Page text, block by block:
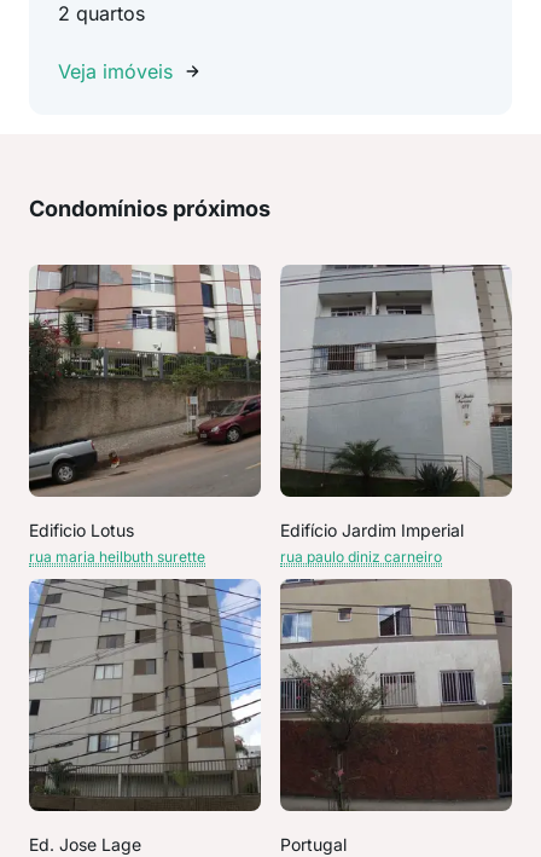
2 quartos
Veja imóveis
Condomínios próximos
Edificio Lotus
rua maria heilbuth surette
Edifício Jardim Imperial
rua paulo diniz carneiro
Ed. Jose Lage Portugal